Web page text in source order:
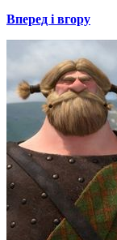
Вперед і вгору